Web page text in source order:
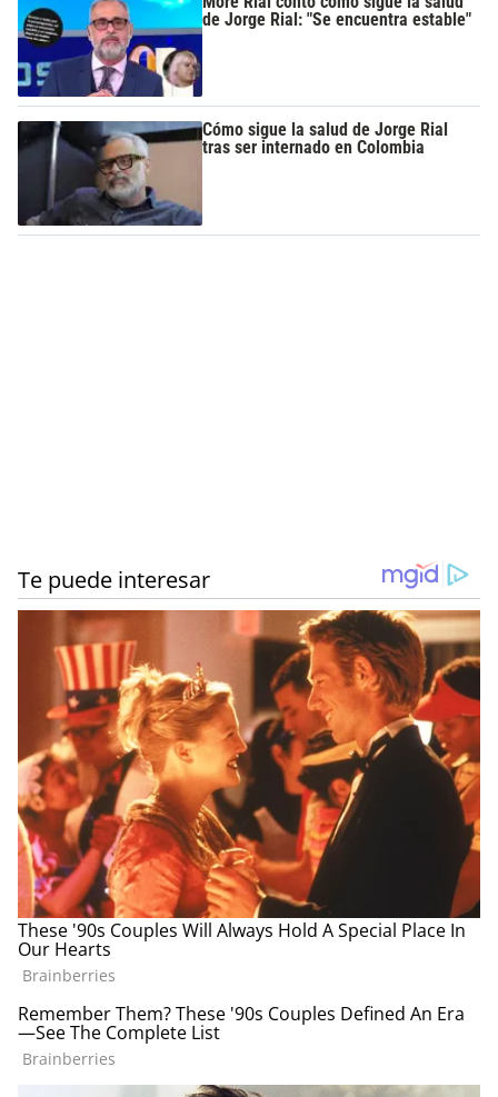
de Jorge Rial: "Se encuentra estable"
Cómo sigue la salud de Jorge Rial
tras ser internado en Colombia